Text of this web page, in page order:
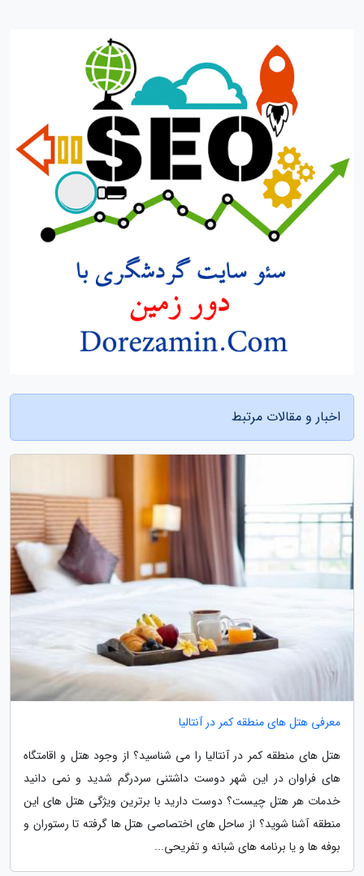
اخبار و مقالات مرتبط
معرفی هتل های منطقه کمر در آنتالیا
هتل های منطقه کمر در آنتالیا را می شناسید؟ از وجود هتل و اقامتگاه
های فراوان در این شهر دوست داشتنی سردرگم شدید و نمی دانید
خدمات هر هتل چیست؟ دوست دارید با برترین ویژگی هتل های این
منطقه آشنا شوید؟ از ساحل های اختصاصی هتل ها گرفته تا رستوران و
بوفه ها و یا برنامه های شبانه و تفریحی...